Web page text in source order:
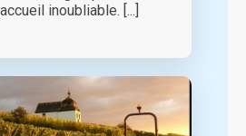
inoubliable. [...]